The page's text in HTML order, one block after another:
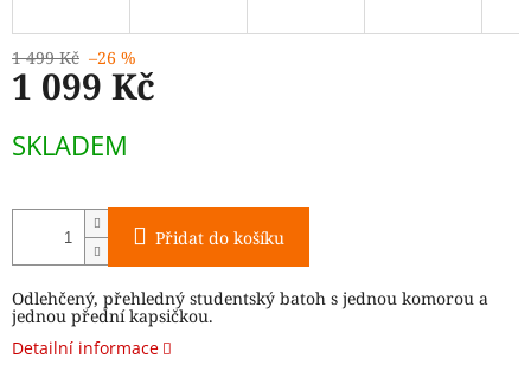
1 499 Kč –26 %
1 099 Kč
cena:
SKLADEM
Přidat do košíku
Odlehčený, přehledný studentský batoh s jednou komorou a
jednou přední kapsičkou.
Detailní informace